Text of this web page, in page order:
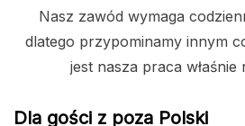
Nasz zawód wymaga
dlatego przypominamy innym
jest nasza praca właśnie
Dla gości z poza Polski